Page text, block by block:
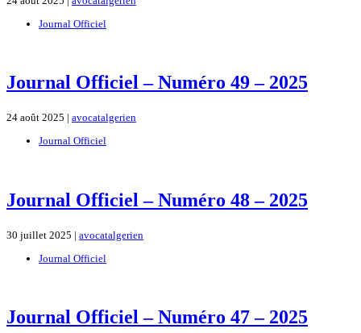
Journal Officiel
Journal Officiel – Numéro 49 – 2025
24 août 2025 | avocatalgerien
Journal Officiel
Journal Officiel – Numéro 48 – 2025
30 juillet 2025 | avocatalgerien
Journal Officiel
Journal Officiel – Numéro 47 – 2025